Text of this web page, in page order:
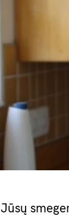
Jūsų